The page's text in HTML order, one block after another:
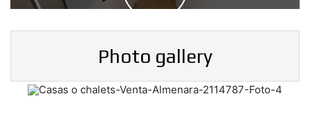
Photo gallery